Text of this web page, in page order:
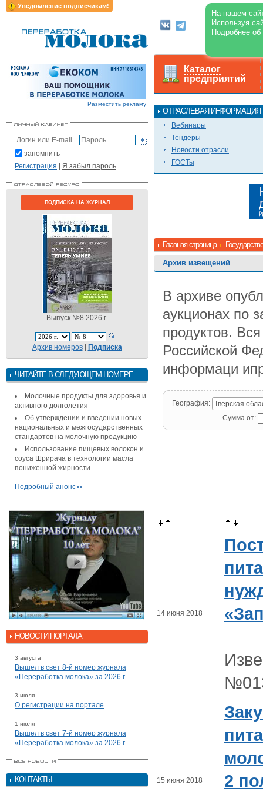
Уведомление подписчикам!
На нашем
Используя
Подробнее
Разместить рекламу
запомнить
Регистрация | Я забыл пароль
ПОДПИСКА НА ЖУРНАЛ
Выпуск №8 2026 г.
Архив номеров| Подписка
ЧИТАЙТЕ В СЛЕДУЮЩЕМ НОМЕРЕ
Молочные продукты для здоровья и
активного долголетия
Об утверждении и введении новых
национальных и межгосударственных
стандартов на молочную продукцию
Использование пищевых волокон и
соуса Шрирача в технологии масла
пониженной жирности
Подробный анонс
НОВОСТИ ПОРТАЛА
3 августа
Вышел в свет 8-й номер журнала
«Переработка молока» за 2026 г.
3 июля
О регистрации на портале
1 июля
Вышел в свет 7-й номер журнала
«Переработка молока» за 2026 г.
КОНТАКТЫ
Каталог
предприятий
ОТРАСЛЕВАЯ ИНФОРМАЦИЯ
Вебинары
Тендеры
Новости отрасли
ГОСТы
Главная страница
Архив извещений
В архиве
аукционах по
продуктов.
Российской
информаци
География: Тверская
Сумма от:
14 июня 2018
15 июня 2018
2